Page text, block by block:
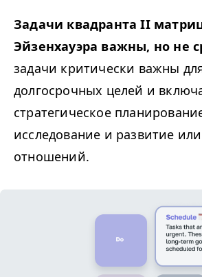
Задачи квадрантаII
Эйзенхауэра важны, но не
задачи критически важны
долгосрочных целей и
стратегическое
исследование и развитие
отношений.